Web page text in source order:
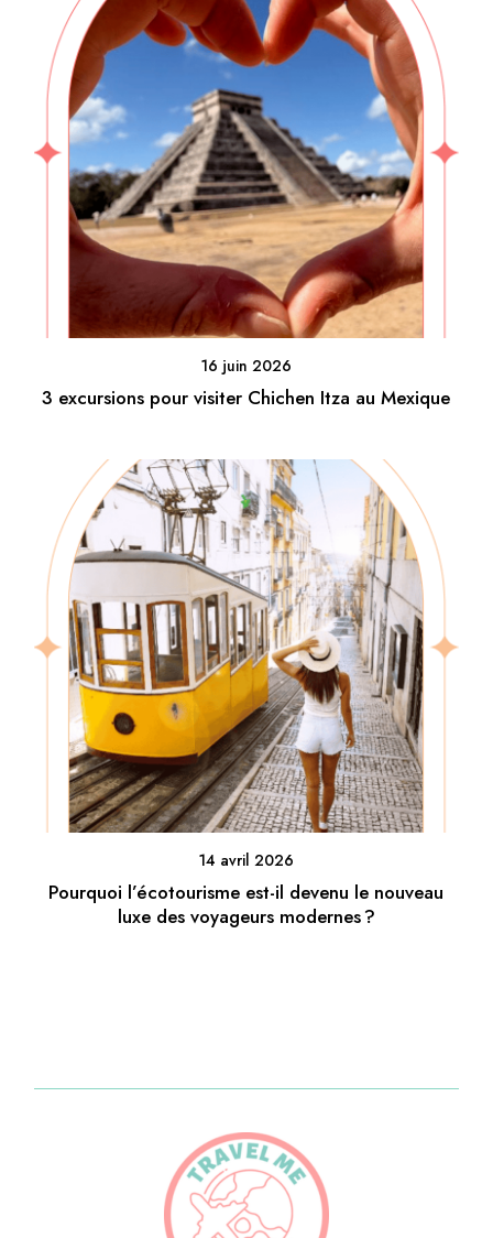
16 juin 2026
3 excursions pour visiter Chichen Itza au Mexique
14 avril 2026
Pourquoi l’écotourisme est-il devenu le nouveau
luxe des voyageurs modernes ?